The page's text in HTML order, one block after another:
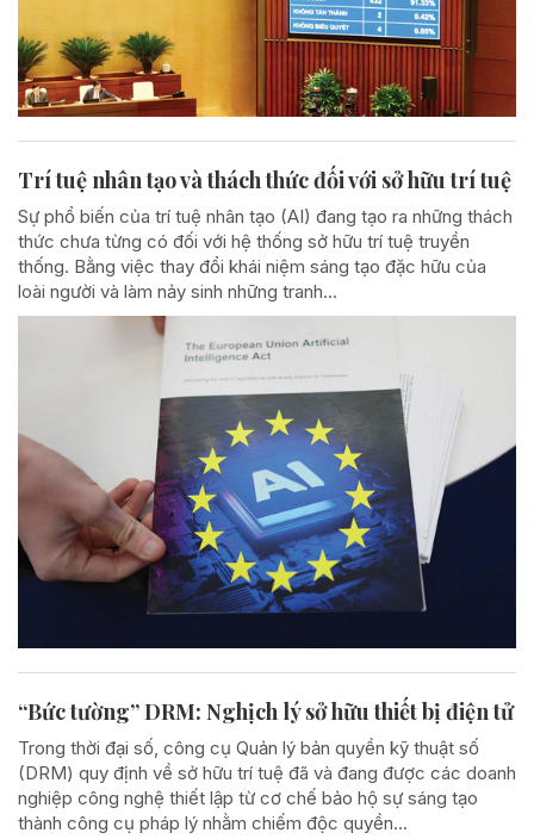
Trí tuệ nhân tạo và thách thức đối với sở hữu trí tuệ
Sự phổ biến của trí tuệ nhân tạo (AI) đang tạo ra những thách
thức chưa từng có đối với hệ thống sở hữu trí tuệ truyền
thống. Bằng việc thay đổi khái niệm sáng tạo đặc hữu của
loài người và làm nảy sinh những tranh...
“Bức tường” DRM: Nghịch lý sở hữu thiết bị điện tử
Trong thời đại số, công cụ Quản lý bản quyền kỹ thuật số
(DRM) quy định về sở hữu trí tuệ đã và đang được các doanh
nghiệp công nghệ thiết lập từ cơ chế bảo hộ sự sáng tạo
thành công cụ pháp lý nhằm chiếm độc quyền...